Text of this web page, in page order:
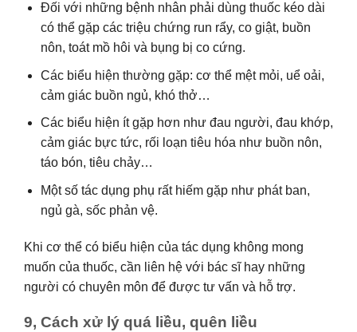
Đối với những bệnh nhân phải dùng thuốc kéo dài
có thể gặp các triệu chứng run rẩy, co giật, buồn
nôn, toát mồ hôi và bụng bị co cứng.
Các biểu hiện thường gặp: cơ thể mệt mỏi, uể oải,
cảm giác buồn ngủ, khó thở…
Các biểu hiện ít gặp hơn như đau người, đau khớp,
cảm giác bực tức, rối loạn tiêu hóa như buồn nôn,
táo bón, tiêu chảy…
Một số tác dụng phụ rất hiếm gặp như phát ban,
ngủ gà, sốc phản vệ.
Khi cơ thể có biểu hiện của tác dụng không mong
muốn của thuốc, cần liên hệ với bác sĩ hay những
người có chuyên môn để được tư vấn và hỗ trợ.
9, Cách xử lý quá liều, quên liều